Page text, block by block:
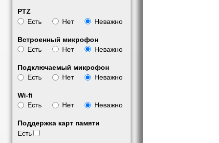
PTZ
Есть
Нет Неважно
Встроенный микрофон
Есть
Нет Неважно
Подключаемый микрофон
Есть
Нет Неважно
Wi-fi
Есть
Нет Неважно
Поддержка карт памяти
Есть